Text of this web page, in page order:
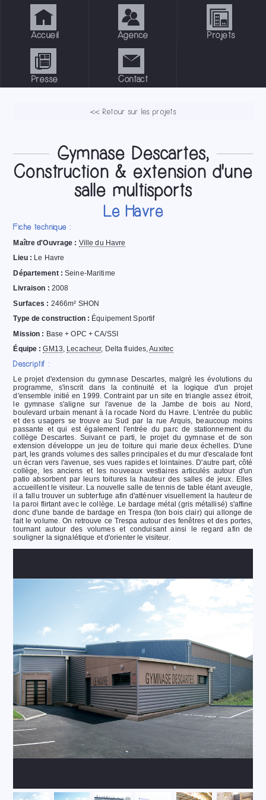
Accueil Agence Projets
Presse Contact
<< Retour sur les projets
Gymnase Descartes,
Construction & extension d'une
salle multisports
Le Havre
Fiche technique :
Maître d'Ouvrage : Ville du Havre
Lieu : Le Havre
Département : Seine-Maritime
Livraison : 2008
Surfaces : 2466m² SHON
Type de construction : ÉquipementSportif
Mission : Base + OPC + CA/SSI
Équipe : GM13 Lecacheur, Delta fluides,Auxitec
Descriptif :
Le projet d'extension du gymnase Descartes, malgré les évolutions du
programme, s'inscrit dans la continuité et la logique d'un projet
d'ensemble initié en 1999. Contraint par un site en triangle assez étroit,
le gymnase s'aligne sur l'avenue de la Jambe de bois au Nord,
boulevard urbain menant à la rocade Nord du Havre. L'entrée du public
et des usagers se trouve au Sud par la rue Arquis, beaucoup moins
passante et qui est également l'entrée du parc de stationnement du
collège Descartes. Suivant ce parti, le projet du gymnase et de son
extension développe un jeu de toiture qui marie deux échelles. D'une
part, les grands volumes des salles principales et du mur d'escalade font
un écran vers l'avenue, ses vues rapides et lointaines. D'autre part, côté
collège, les anciens et les nouveaux vestiaires articulés autour d'un
patio absorbent par leurs toitures la hauteur des salles de jeux. Elles
accueillent le visiteur. La nouvelle salle de tennis de table étant aveugle,
il a fallu trouver un subterfuge afin d'atténuer visuellement la hauteur de
la paroi flirtant avec le collège. Le bardage métal (gris métallisé) s'affine
donc d'une bande de bardage en Trespa (ton bois clair) qui allonge de
fait le volume. On retrouve ce Trespa autour des fenêtres et des portes,
tournant autour des volumes et conduisant ainsi le regard afin de
souligner la signalétique et d'orienter le visiteur.